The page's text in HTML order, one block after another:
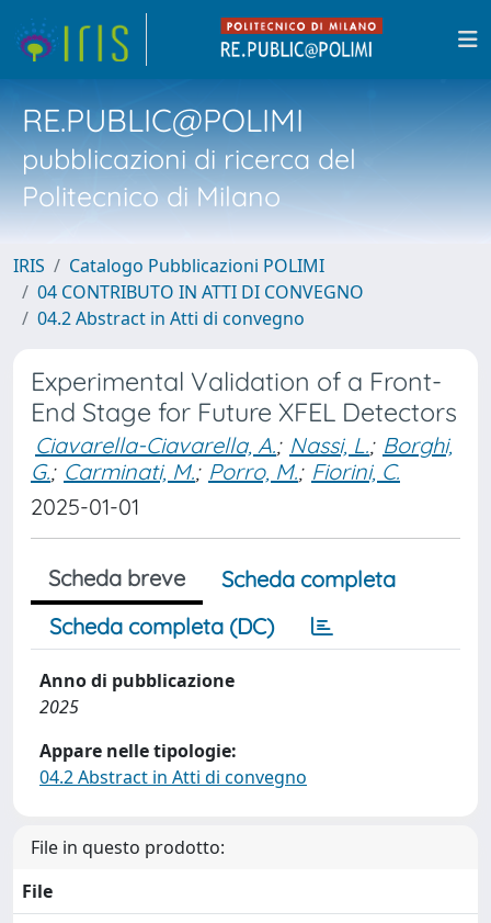
RE.PUBLIC@POLIMI
pubblicazioni di ricerca del
Politecnico di Milano
IRIS
Catalogo Pubblicazioni POLIMI
04 CONTRIBUTO IN ATTI DI CONVEGNO
04.2 Abstract in Atti di convegno
Experimental Validation of a Front-
End Stage for Future XFEL Detectors
Ciavarella-Ciavarella, A.; Nassi, L.; Borghi,
G.; Carminati, M.; Porro, M.; Fiorini, C.
2025-01-01
Scheda breve
Scheda completa
Scheda completa (DC)
Anno di pubblicazione
2025
Appare nelle tipologie:
04.2 Abstract in Atti di convegno
File in questo prodotto:
File